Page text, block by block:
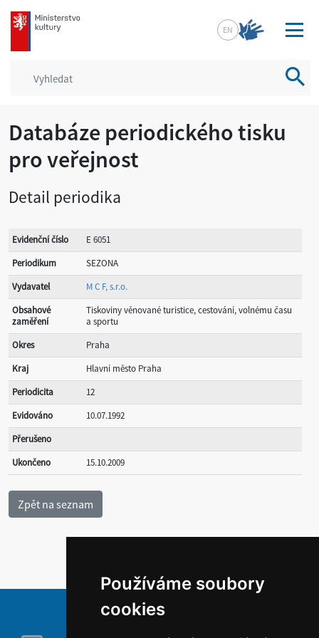
Používáme soubory
cookies
mkcr.cz
EN
Databáze periodického tisku
pro veřejnost
Detail periodika
Evidenční číslo
E 6051
Periodikum
SEZONA
Vydavatel
M C F, s.r.o.
Obsahové
zaměření
Tiskoviny věnované turistice, cestování, volnému času
a sportu
Okres
Praha
Kraj
Hlavní město Praha
Periodicita
12
Evidováno
10.07.1992
Přerušeno
Ukončeno
15.10.2009